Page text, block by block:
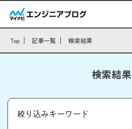
Top 記事一覧 検索結果
検索結果
絞り込みキーワード